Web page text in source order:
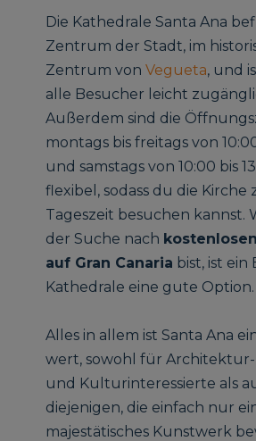
Die Kathedrale Santa Ana
Zentrum der Stadt, im
Zentrum von Vegueta, und
alle Besucher leicht
Außerdem sind die
montags bis freitags von
und samstags von 10:00 bis
flexibel, sodass du die Kirche
Tageszeit besuchen kannst.
der Suche nach
auf Gran Canaria bist, ist
Kathedrale eine gute Option.
Alles in allem ist Santa Ana
wert, sowohl für Architektur-
und Kulturinteressierte als
diejenigen, die einfach nur
majestätisches Kunstwerk